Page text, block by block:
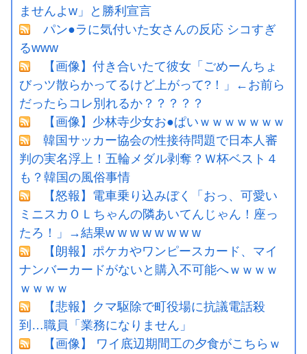
ませんよw」と勝利宣言
パン●ラに気付いた女さんの反応 シコすぎ
るwww
【画像】付き合いたて彼女「ごめーんちょ
びっツ散らかってるけど上がって?！」←お前ら
だったらコレ別れるか？？？？？
【画像】少林寺少女お●ぱいｗｗｗｗｗｗｗ
韓国サッカー協会の性接待問題で日本人審
判の実名浮上！五輪メダル剥奪？Ｗ杯ベスト４
も？韓国の風俗事情
【怒報】電車乗り込みぼく「おっ、可愛い
ミニスカＯＬちゃんの隣あいてんじゃん！座っ
たろ！」→結果w w w w w w w w
【朗報】ポケカやワンピースカード、マイ
ナンバーカードがないと購入不可能へｗｗｗｗ
ｗｗｗｗ
【悲報】クマ駆除で町役場に抗議電話殺
到…職員「業務になりません」
【画像】 ワイ底辺期間工の夕食がこちらｗ